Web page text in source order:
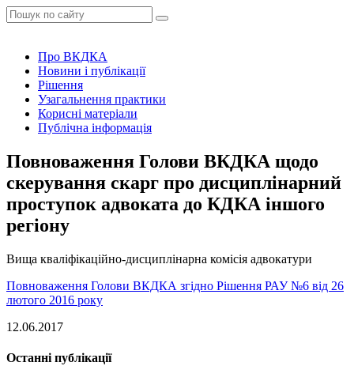
Про ВКДКА
Новини і публікації
Рішення
Узагальнення практики
Корисні матеріали
Публічна інформація
Повноваження Голови ВКДКА щодо
скерування скарг про дисциплінарний
проступок адвоката до КДКА іншого
регіону
Вища кваліфікаційно-дисциплінарна комісія адвокатури
Повноваження Голови ВКДКА згідно Рішення РАУ №6 від 26
лютого 2016 року
12.06.2017
Останні публікації